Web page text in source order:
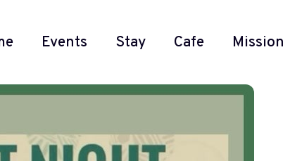
Events Stay Cafe Mission